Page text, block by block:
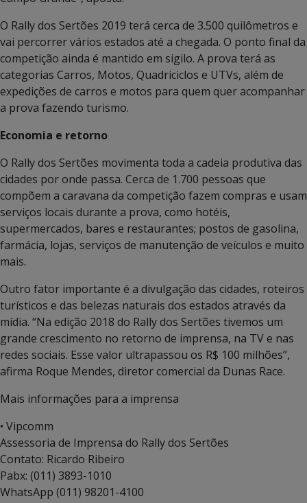
O Rally dos Sertões 2019 terá cerca de 3.500 quilômetros e
vai percorrer vários estados até a chegada. O ponto final da
competição ainda é mantido em sigilo. A prova terá as
categorias Carros, Motos, Quadriciclos e UTVs, além de
expedições de carros e motos para quem quer acompanhar
a prova fazendo turismo.
Economia e retorno
O Rally dos Sertões movimenta toda a cadeia produtiva das
cidades por onde passa. Cerca de 1.700 pessoas que
compõem a caravana da competição fazem compras e usam
serviços locais durante a prova, como hotéis,
supermercados, bares e restaurantes; postos de gasolina,
farmácia, lojas, serviços de manutenção de veículos e muito
mais.
Outro fator importante é a divulgação das cidades, roteiros
turísticos e das belezas naturais dos estados através da
mídia. “Na edição 2018 do Rally dos Sertões tivemos um
grande crescimento no retorno de imprensa, na TV e nas
redes sociais. Esse valor ultrapassou os R$ 100 milhões”,
afirma Roque Mendes, diretor comercial da Dunas Race.
Mais informações para a imprensa
• Vipcomm
Assessoria de Imprensa do Rally dos Sertões
Contato: Ricardo Ribeiro
Pabx: (011) 3893-1010
WhatsApp (011) 98201-4100